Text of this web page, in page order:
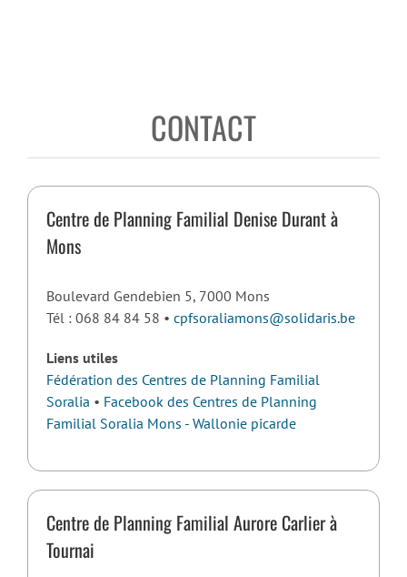
CONTACT
Centre de Planning Familial Denise Durant à
Mons
Boulevard Gendebien 5, 7000 Mons
Tél : 068 84 84 58 • cpfsoraliamons@solidaris.be
Liens utiles
Fédération des Centres de Planning Familial
Soralia • Facebook des Centres de Planning
Familial Soralia Mons - Wallonie picarde
Centre de Planning Familial Aurore Carlier à
Tournai